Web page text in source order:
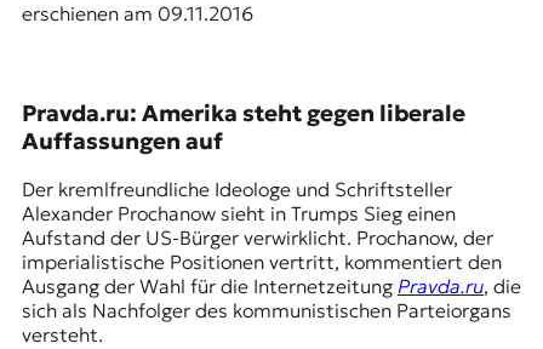
erschienen am 09.11.2016
Pravda.ru: Amerika steht gegen liberale
Auffassungen auf
Der kremlfreundliche Ideologe und Schriftsteller
Alexander Prochanow sieht in Trumps Sieg einen
Aufstand der US-Bürger verwirklicht. Prochanow, der
imperialistische Positionen vertritt, kommentiert den
Ausgang der Wahl für die Internetzeitung Pravda.ru, die
sich als Nachfolger des kommunistischen Parteiorgans
versteht.